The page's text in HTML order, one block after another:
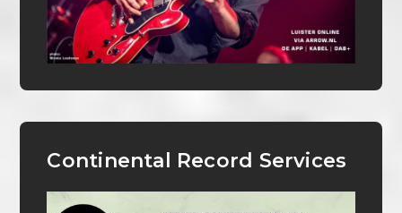
Continental Record Services